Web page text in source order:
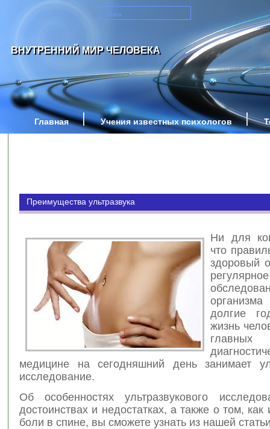
ВНУТРЕННИЙ МИР ЧЕЛОВЕКА
Главная Учения известных психологов
Преимущества ультразвука
Ни для
что
здоровый
регулярное
долгие
жизнь
медицине на сегодняшний день занимает
исследование.
Об особенностях ультразвукового
достоинствах и недостатках, а также о том, как
боли в спине, вы сможете узнать из нашей